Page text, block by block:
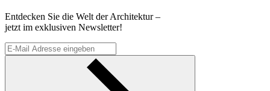
Entdecken Sie die Welt der Architektur –
jetzt im exklusiven Newsletter!